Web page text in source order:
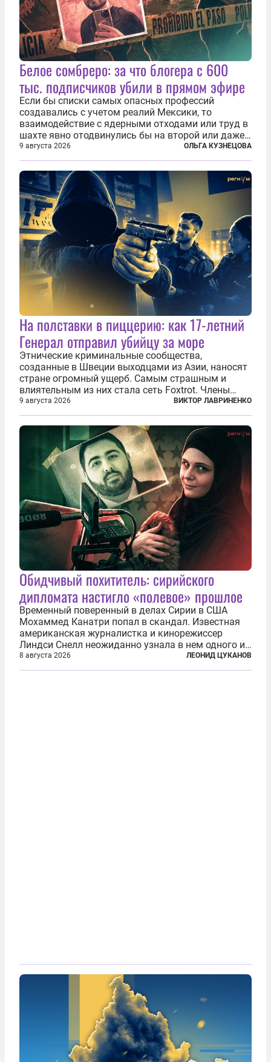
Белое сомбреро: за что блогера с 600
тыс. подписчиков убили в прямом эфире
Если бы списки самых опасных профессий
создавались с учетом реалий Мексики, то
взаимодействие с ядерными отходами или труд в
шахте явно отодвинулись бы на второй или даже
третий план. А вот блогерам, журналистам и
музыкантам пришлось бы выйти вперед. В
Кульякане, столице штата Синалоа, прямо во...
9 августа 2026 ОЛЬГА КУЗНЕЦОВА
На полставки в пиццерию: как 17-летний
Генерал отправил убийцу за море
Этнические криминальные сообщества,
созданные в Швеции выходцами из Азии, наносят
стране огромный ущерб. Самым страшным и
влиятельным из них стала сеть Foxtrot. Члены
этой сети не только убивают и грабят шведов,
подсаживают их на наркотики, но и совершают
нечто еще даже более страшное — массово...
9 августа 2026 ВИКТОР ЛАВРИНЕНКО
Обидчивый похититель: сирийского
дипломата настигло «полевое» прошлое
Временный поверенный в делах Сирии в США
Мохаммед Канатри попал в скандал. Известная
американская журналистка и кинорежиссер
Линдси Снелл неожиданно узнала в нем одного из
бандитов, похитивших ее в сирийском Алеппо в
2016 году. Журналистка убеждена, что Канатри, в
8 августа 2026 ЛЕОНИД ЦУКАНОВ